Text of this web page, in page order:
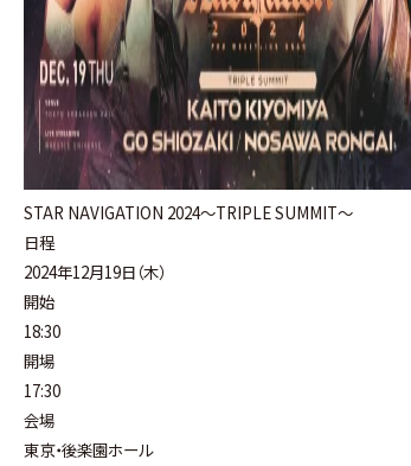
STAR NAVIGATION 2024〜TRIPLE SUMMIT〜
日程
2024年12月19日（木）
開始
18:30
開場
17:30
会場
東京・後楽園ホール